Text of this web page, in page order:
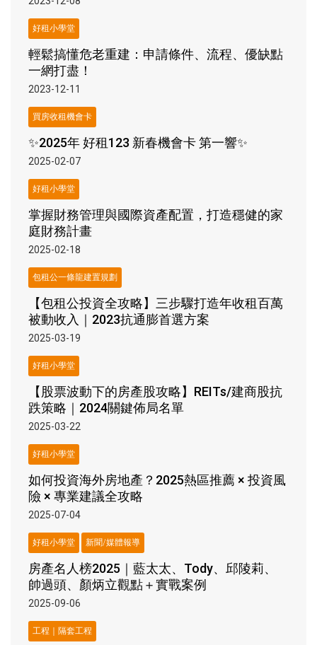
好租小學堂
輕鬆搞懂危老重建：申請條件、流程、優缺點
一網打盡！
2023-12-11
買房收租機會卡
✨2025年 好租123 新春機會卡 第一響✨
2025-02-07
好租小學堂
掌握財務管理與國際資產配置，打造穩健的家
庭財務計畫
2025-02-18
包租公一條龍建置規劃
【包租公投資全攻略】三步驟打造年收租百萬
被動收入｜2023抗通膨首選方案
2025-03-19
好租小學堂
【股票波動下的房產股攻略】REITs/建商股抗
跌策略｜2024關鍵佈局名單
2025-03-22
好租小學堂
如何投資海外房地產？2025熱區推薦 × 投資風
險 × 專業建議全攻略
2025-07-04
好租小學堂 新聞/媒體報導
房產名人榜2025｜藍太太、Tody、邱陵莉、
帥過頭、顏炳立觀點＋實戰案例
2025-09-06
工程｜隔套工程